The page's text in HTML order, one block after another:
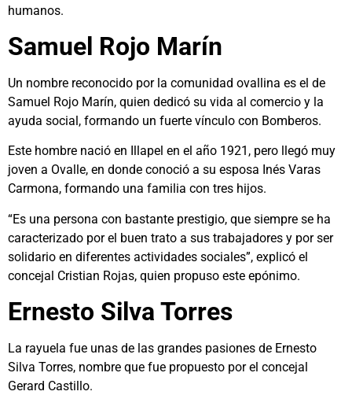
humanos.
Samuel Rojo Marín
Un nombre reconocido por la comunidad ovallina es el de
Samuel Rojo Marín, quien dedicó su vida al comercio y la
ayuda social, formando un fuerte vínculo con Bomberos.
Este hombre nació en Illapel en el año 1921, pero llegó muy
joven a Ovalle, en donde conoció a su esposa Inés Varas
Carmona, formando una familia con tres hijos.
“Es una persona con bastante prestigio, que siempre se ha
caracterizado por el buen trato a sus trabajadores y por ser
solidario en diferentes actividades sociales”, explicó el
concejal Cristian Rojas, quien propuso este epónimo.
Ernesto Silva Torres
La rayuela fue unas de las grandes pasiones de Ernesto
Silva Torres, nombre que fue propuesto por el concejal
Gerard Castillo.